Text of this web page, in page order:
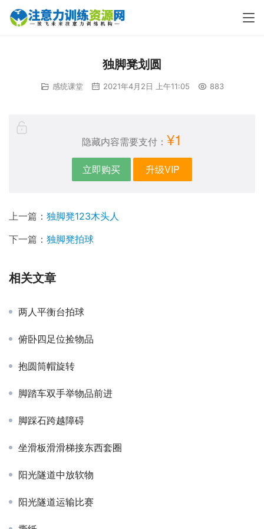
独脚凳划圆
感统课堂 2021年4月2日 上午11:05 883
隐藏内容需要支付： ¥1
立即购买 升级VIP
上一篇： 独脚凳123木头人
下一篇： 独脚凳拍球
相关文章
两人平衡台拍球
俯卧四足位捡物品
抱圆筒帽旋转
脚踏车双手举物品前进
脚踩石跨越障碍
坐滑板滑滑梯接东西套圈
阳光隧道中放软物
阳光隧道运输比赛